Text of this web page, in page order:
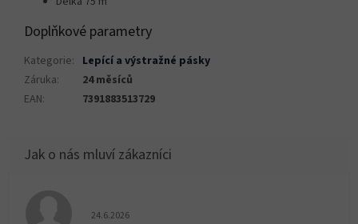
Doplňkové parametry
Kategorie: Lepící a výstražné pásky
Záruka:
24 měsíců
EAN: 7391883513729
Hodnocení obchodu je 5 z 5 hvězdiček.
24.6.2026